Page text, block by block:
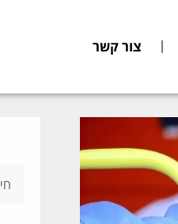
צור קשר